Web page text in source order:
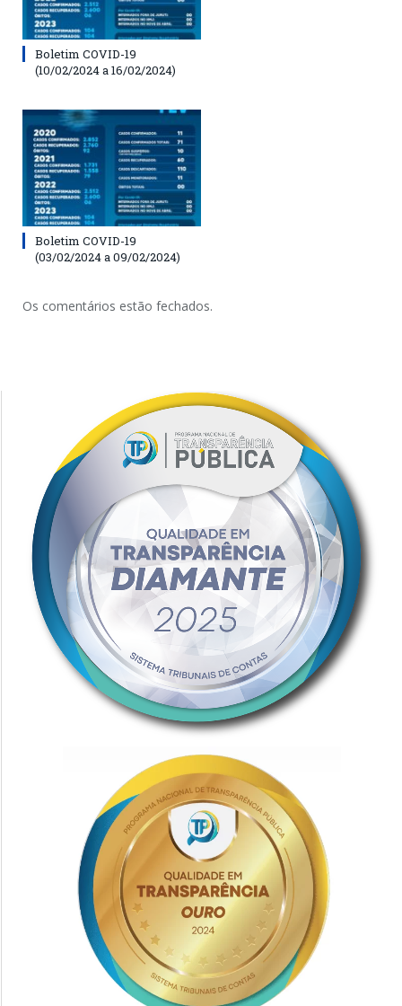
Boletim COVID-19
(10/02/2024 a 16/02/2024)
Boletim COVID-19
(03/02/2024 a 09/02/2024)
Os comentários estão fechados.